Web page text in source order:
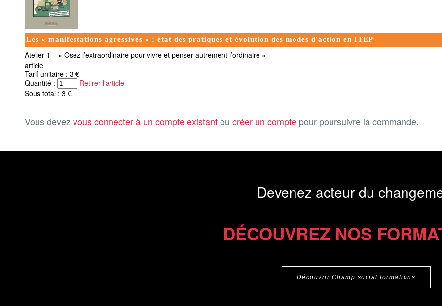
Les « manifestations agressives » : état des pratiques et évolution des modes d'action en ITEP
Atelier 1 – « Osez l’extraordinaire pour vivre et penser autrement l’ordinaire »
article
Tarif unitaire : 3 €
Quantité :
Retirer l'article
Sous total : 3 €
Vous devezvous connecter à un compte existantou créer un compte pour poursuivre la commande.
Devenez acteur du
DÉCOUVREZ NOS
Découvrir Champ social formations